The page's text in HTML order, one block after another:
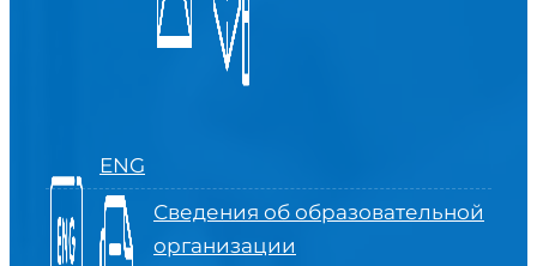
ENG
Сведения об образовательной
организации